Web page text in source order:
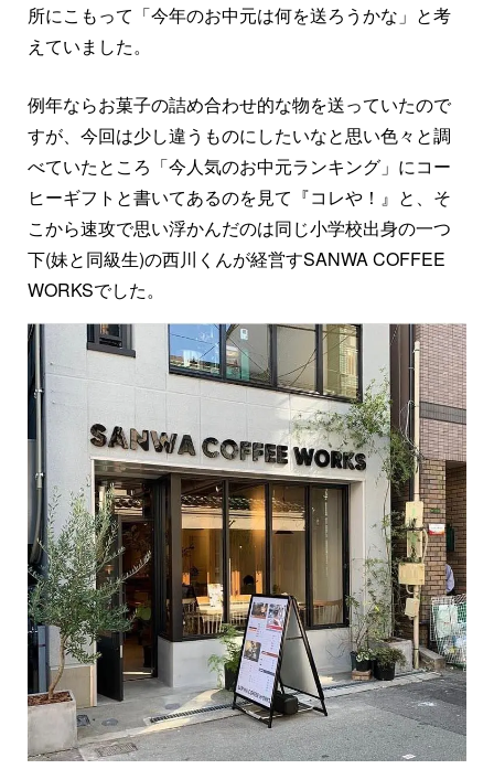
所にこもって「今年のお中元は何を送ろうかな」と考
えていました。
例年ならお菓子の詰め合わせ的な物を送っていたので
すが、今回は少し違うものにしたいなと思い色々と調
べていたところ「今人気のお中元ランキング」にコー
ヒーギフトと書いてあるのを見て『コレや！』と、そ
こから速攻で思い浮かんだのは同じ小学校出身の一つ
下(妹と同級生)の西川くんが経営すSANWA COFFEE
WORKSでした。